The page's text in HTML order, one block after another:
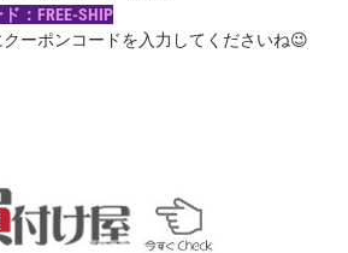
：FREE-SHIP
ーポンコードを入力してくださいね😉